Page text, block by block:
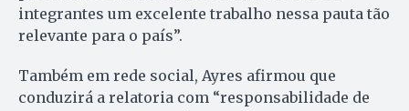
integrantes um excelente trabalho nessa pauta tão
relevante para o país”.
Também em rede social, Ayres afirmou que
conduzirá a relatoria com “responsabilidade de